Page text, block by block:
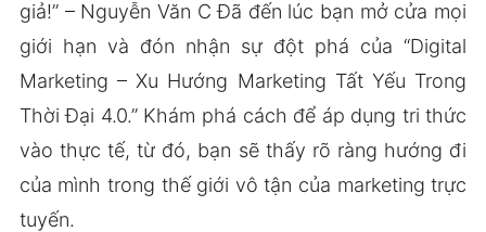
giả!” – Nguyễn Văn C Đã đến lúc bạn mở cửa mọi
giới hạn và đón nhận sự đột phá của “Digital
Marketing – Xu Hướng Marketing Tất Yếu Trong
Thời Đại 4.0.” Khám phá cách để áp dụng tri thức
vào thực tế, từ đó, bạn sẽ thấy rõ ràng hướng đi
của mình trong thế giới vô tận của marketing trực
tuyến.